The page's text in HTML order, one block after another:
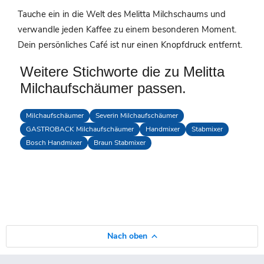
Tauche ein in die Welt des Melitta Milchschaums und
verwandle jeden Kaffee zu einem besonderen Moment.
Dein persönliches Café ist nur einen Knopfdruck entfernt.
Weitere Stichworte die zu Melitta
Milchaufschäumer passen.
Milchaufschäumer
Severin Milchaufschäumer
GASTROBACK Milchaufschäumer
Handmixer
Stabmixer
Bosch Handmixer
Braun Stabmixer
Nach oben